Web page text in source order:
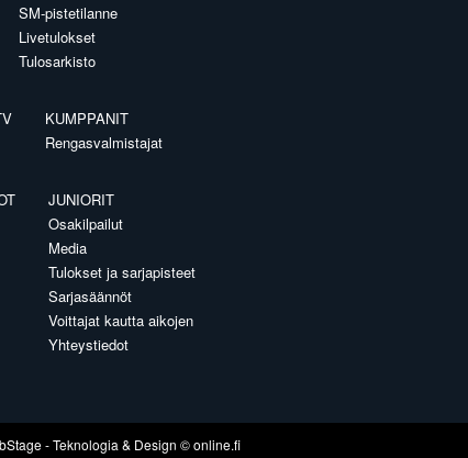
SM-pistetilanne
Livetulokset
Tulosarkisto
KUMPPANIT
Rengasvalmistajat
JUNIORIT
Osakilpailut
Media
Tulokset ja sarjapisteet
Sarjasäännöt
Voittajat kautta aikojen
Yhteystiedot
- Teknologia & Design ©online.fi